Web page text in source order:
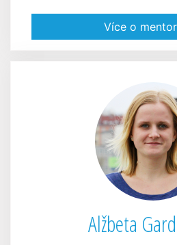
Více o
Alžbeta